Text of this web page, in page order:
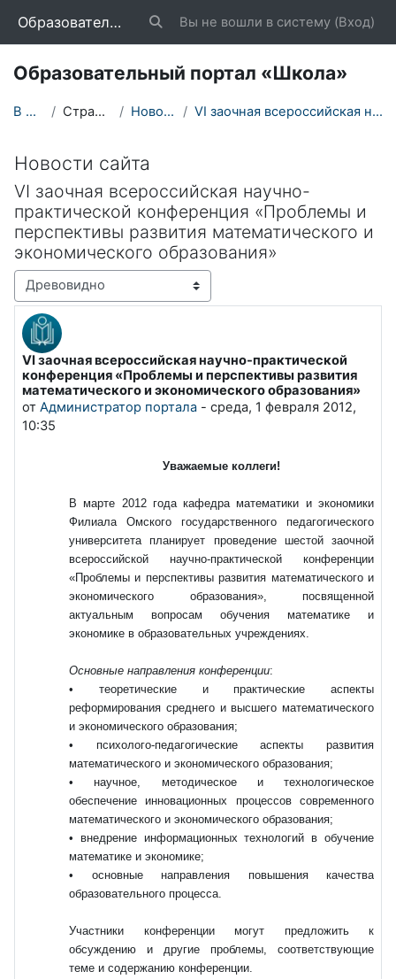
Образовательный портал «Школа» Изменить данные поисковой строки
Вы не вошли в систему (Вход)
Образовательный портал «Школа»
В начало Страницы сайта Новости сайта VI заочная всероссийская научно-практической конфе...
Новости сайта
VI заочная всероссийская научно-
практической конференция «Проблемы и
перспективы развития математического и
экономического образования»
Режим отображения
VI заочная всероссийская научно-практической
конференция «Проблемы и перспективы развития
математического и экономического образования»
от Администратор портала - среда, 1 февраля 2012,
10:35
Количество ответов: 0
Уважаемые коллеги!
В марте 2012 года кафедра математики и экономики
Филиала Омского государственного педагогического
университета планирует проведение шестой заочной
всероссийской научно-практической конференции
«Проблемы и перспективы развития математического и
экономического образования», посвященной
актуальным вопросам обучения математике и
экономике в образовательных учреждениях.
Основные направления конференции:
• теоретические и практические аспекты
реформирования среднего и высшего математического
и экономического образования;
• психолого-педагогические аспекты развития
математического и экономического образования;
• научное, методическое и технологическое
обеспечение инновационных процессов современного
математического и экономического образования;
• внедрение информационных технологий в обучение
математике и экономике;
• основные направления повышения качества
образовательного процесса.
Участники конференции могут предложить к
обсуждению и другие проблемы, соответствующие
теме и содержанию конференции.